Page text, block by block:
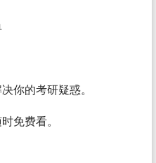
你的考研疑惑。
时免费看。